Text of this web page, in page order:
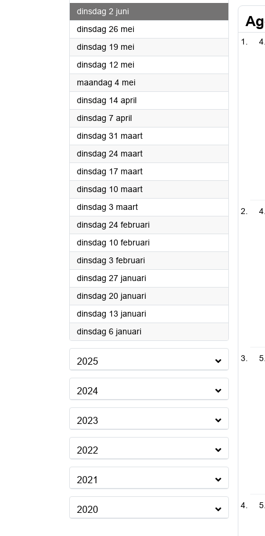
dinsdag 2 juni
dinsdag 26 mei2026
dinsdag 19 mei2026
dinsdag 12 mei2026
maandag 4 mei2026
dinsdag 14 april2026
dinsdag 7 april2026
dinsdag 31 maart2026
dinsdag 24 maart2026
dinsdag 17 maart2026
dinsdag 10 maart2026
dinsdag 3 maart2026
dinsdag 24 februari2026
dinsdag 10 februari2026
dinsdag 3 februari2026
dinsdag 27 januari2026
dinsdag 20 januari2026
dinsdag 13 januari2026
dinsdag 6 januari2026
2025
2024
2023
2022
2021
2020